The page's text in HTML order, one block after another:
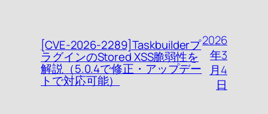
[CVE-2026-2289]Taskbuilderプ
ラグインのStored XSS脆弱性を
解説（5.0.4で修正・アップデー
トで対応可能）
2026
年3
月4
日